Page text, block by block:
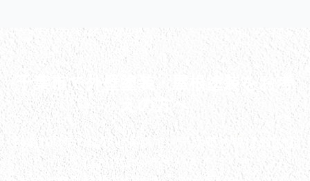
千葉市で外壁塗装・屋根塗装をお考
えの方へ
創業100年の信頼と実績で、千葉市の皆様の大切
なお住まいを守ります。